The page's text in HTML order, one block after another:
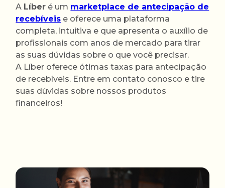
A Líber é um marketplace de antecipação de
recebíveis e oferece uma plataforma
completa, intuitiva e que apresenta o auxílio de
profissionais com anos de mercado para tirar
as suas dúvidas sobre o que você precisar.
A Líber oferece ótimas taxas para antecipação
de recebíveis. Entre em contato conosco e tire
suas dúvidas sobre nossos produtos
financeiros!